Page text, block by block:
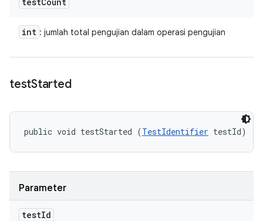
int : jumlah total pengujian dalam operasi pengujian
testStarted
public void testStarted (TestIdentifier testId)
Parameter
testId